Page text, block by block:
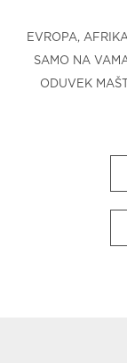
EVROPA,
SAMO NA
ODUVEK